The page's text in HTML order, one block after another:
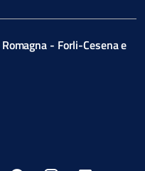
- Forli-Cesena e